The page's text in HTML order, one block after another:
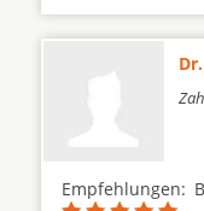
Empfehlungen: